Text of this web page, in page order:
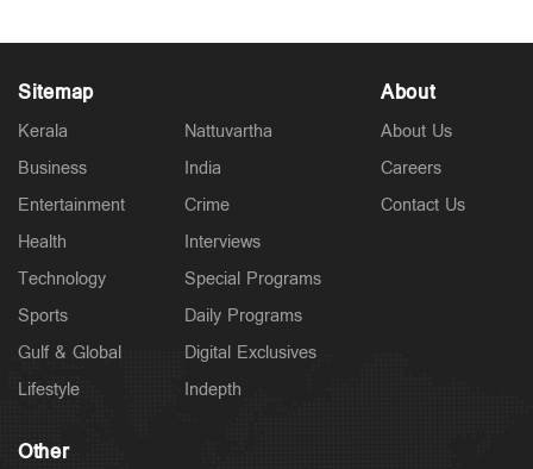
Sitemap
Kerala
Business
Entertainment
Health
Technology
Sports
Gulf & Global
Lifestyle
Nattuvartha
India
Crime
Interviews
Special Programs
Daily Programs
Digital Exclusives
Indepth
About
About Us
Careers
Contact Us
Other